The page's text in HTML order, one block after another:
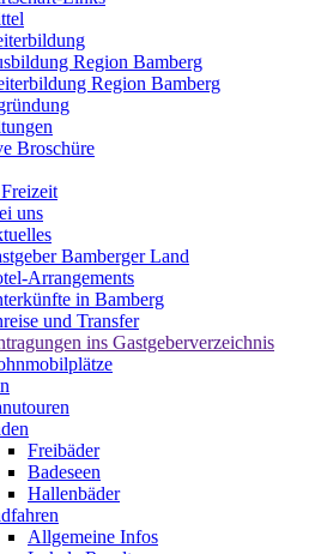
Region Bamberg
Region Bamberg
Broschüre
uns
Bamberger Land
Arrangements
in Bamberg
und Transfer
ins Gastgeberverzeichnis
Freibäder
Badeseen
Hallenbäder
Allgemeine Infos